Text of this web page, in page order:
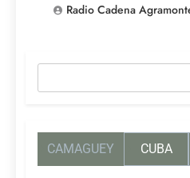
Radio Cadena
CAMAGUEY CUBA